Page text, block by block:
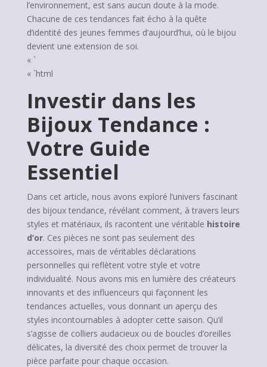
l’environnement, est sans aucun doute à la mode.
Chacune de ces tendances fait écho à la quête
d’identité des jeunes femmes d’aujourd’hui, où le bijou
devient une extension de soi.
« `
« `html
Investir dans les
Bijoux Tendance :
Votre Guide
Essentiel
Dans cet article, nous avons exploré l’univers fascinant
des bijoux tendance, révélant comment, à travers leurs
styles et matériaux, ils racontent une véritable histoire
d’or. Ces pièces ne sont pas seulement des
accessoires, mais de véritables déclarations
personnelles qui reflètent votre style et votre
individualité. Nous avons mis en lumière des créateurs
innovants et des influenceurs qui façonnent les
tendances actuelles, vous donnant un aperçu des
styles incontournables à adopter cette saison. Qu’il
s’agisse de colliers audacieux ou de boucles d’oreilles
délicates, la diversité des choix permet de trouver la
pièce parfaite pour chaque occasion.